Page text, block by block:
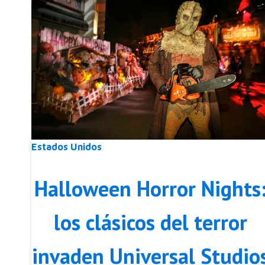
Estados Unidos
Halloween Horror
los clásicos del terror
invaden Universal